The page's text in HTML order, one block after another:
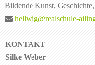
Bildende Kunst, Geschichte,
hellwig@realschule-
KONTAKT
Silke Weber